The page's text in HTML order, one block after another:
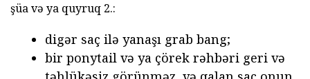
şüa və ya quyruq 2.:
digər saç ilə yanaşı grab bang;
bir ponytail və ya çörek rəhbəri geri və